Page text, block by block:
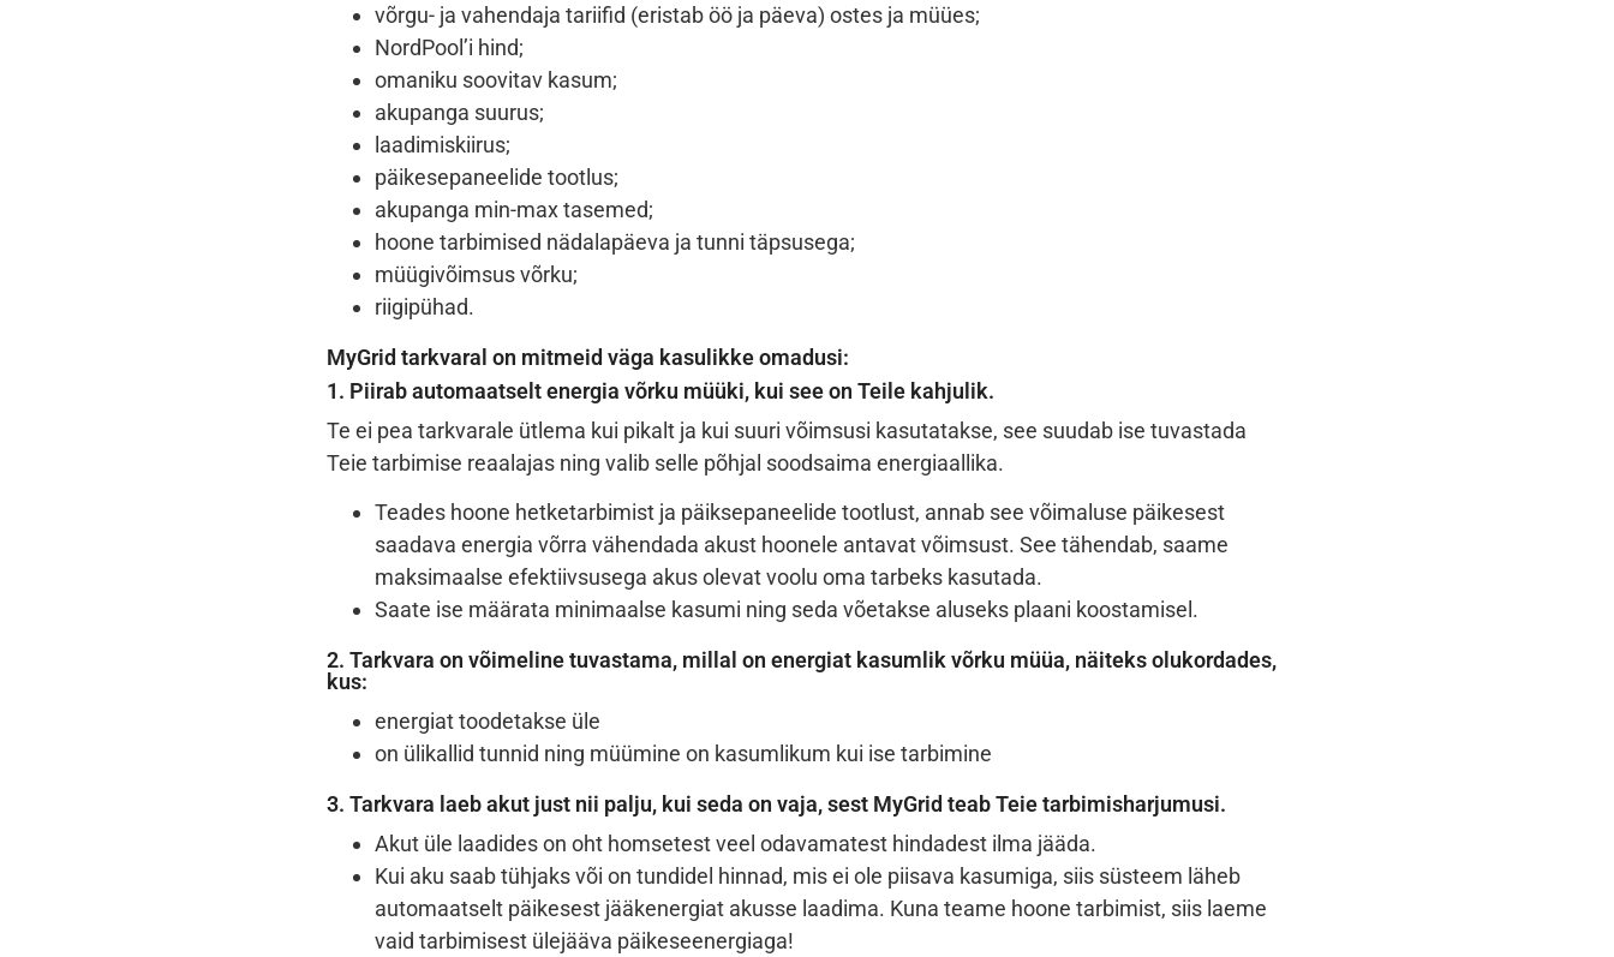
võrgu- ja vahendaja tariifid (eristab öö ja päeva) ostes ja müües;
NordPool’i hind;
omaniku soovitav kasum;
akupanga suurus;
laadimiskiirus;
päikesepaneelide tootlus;
akupanga min-max tasemed;
hoone tarbimised nädalapäeva ja tunni täpsusega;
müügivõimsus võrku;
riigipühad.
MyGrid tarkvaral on mitmeid väga kasulikke omadusi:
1. Piirab automaatselt energia võrku müüki, kui see on Teile kahjulik.
Te ei pea tarkvarale ütlema kui pikalt ja kui suuri võimsusi kasutatakse, see suudab ise tuvastada
Teie tarbimise reaalajas ning valib selle põhjal soodsaima energiaallika.
Teades hoone hetketarbimist ja päiksepaneelide tootlust, annab see võimaluse päikesest
saadava energia võrra vähendada akust hoonele antavat võimsust. See tähendab, saame
maksimaalse efektiivsusega akus olevat voolu oma tarbeks kasutada.
Saate ise määrata minimaalse kasumi ning seda võetakse aluseks plaani koostamisel.
2. Tarkvara on võimeline tuvastama, millal on energiat kasumlik võrku müüa, näiteks olukordades,
kus:
energiat toodetakse üle
on ülikallid tunnid ning müümine on kasumlikum kui ise tarbimine
3. Tarkvara laeb akut just nii palju, kui seda on vaja, sest MyGrid teab Teie tarbimisharjumusi.
Akut üle laadides on oht homsetest veel odavamatest hindadest ilma jääda.
Kui aku saab tühjaks või on tundidel hinnad, mis ei ole piisava kasumiga, siis süsteem läheb
automaatselt päikesest jääkenergiat akusse laadima. Kuna teame hoone tarbimist, siis laeme
vaid tarbimisest ülejääva päikeseenergiaga!